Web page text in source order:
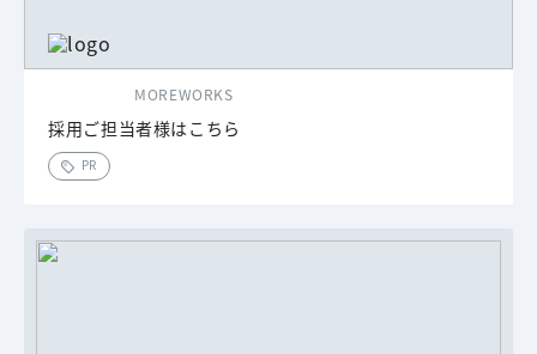
MOREWORKS
採用ご担当者様はこちら
PR